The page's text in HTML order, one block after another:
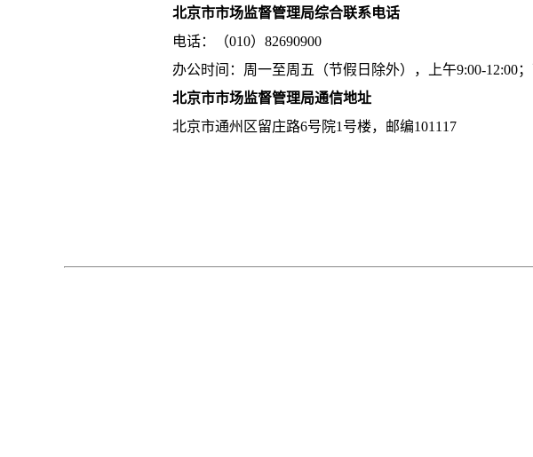
北京市市场监督管理局综合联系电话
电话：（010）82690900
办公时间：周一至周五（节假日除外），上午9:00-12:00；
北京市市场监督管理局通信地址
北京市通州区留庄路6号院1号楼，邮编101117